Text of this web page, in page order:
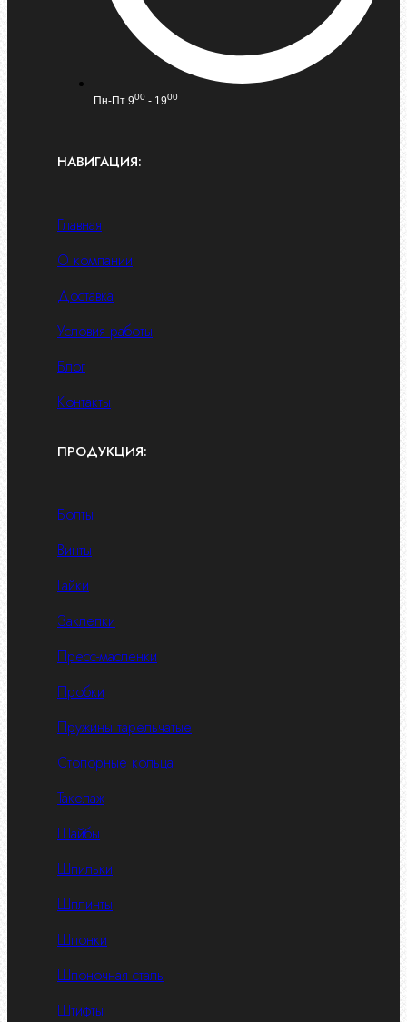
Пн-Пт 900 - 1900
НАВИГАЦИЯ:
Главная
О компании
Доставка
Условия работы
Блог
Контакты
ПРОДУКЦИЯ:
Болты
Винты
Гайки
Заклепки
Пресс-масленки
Пробки
Пружины тарельчатые
Стопорные кольца
Такелаж
Шайбы
Шпильки
Шплинты
Шпонки
Шпоночная сталь
Штифты